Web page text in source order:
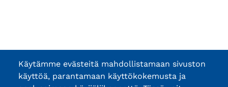
Käytämme evästeitä mahdollistamaan sivuston
käyttöä, parantamaan käyttökokemusta ja